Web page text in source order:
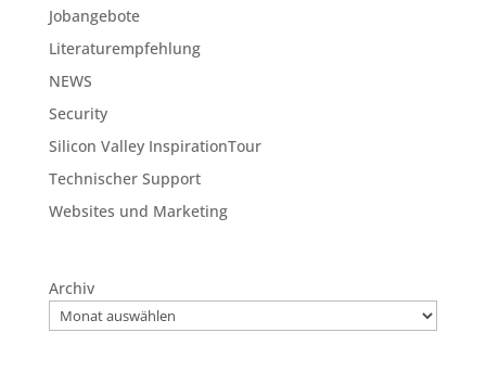
Jobangebote
Literaturempfehlung
NEWS
Security
Silicon Valley InspirationTour
Technischer Support
Websites und Marketing
Archiv